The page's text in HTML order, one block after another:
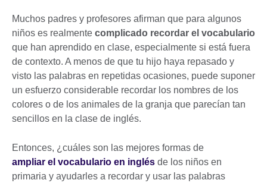
Muchos padres y profesores afirman que para algunos
niños es realmente complicado recordar el vocabulario
que han aprendido en clase, especialmente si está fuera
de contexto. A menos de que tu hijo haya repasado y
visto las palabras en repetidas ocasiones, puede suponer
un esfuerzo considerable recordar los nombres de los
colores o de los animales de la granja que parecían tan
sencillos en la clase de inglés.
Entonces, ¿cuáles son las mejores formas de
ampliar el vocabulario en inglés de los niños en
primaria y ayudarles a recordar y usar las palabras